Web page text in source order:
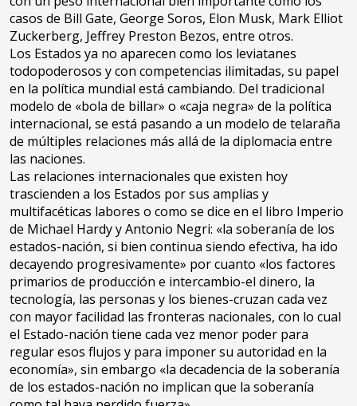
casos de Bill Gate, George Soros, Elon Musk, Mark Elliot
Zuckerberg, Jeffrey Preston Bezos, entre otros.
Los Estados ya no aparecen como los leviatanes
todopoderosos y con competencias ilimitadas, su papel
en la política mundial está cambiando. Del tradicional
modelo de «bola de billar» o «caja negra» de la política
internacional, se está pasando a un modelo de telaraña
de múltiples relaciones más allá de la diplomacia entre
las naciones.
Las relaciones internacionales que existen hoy
trascienden a los Estados por sus amplias y
multifacéticas labores o como se dice en el libro Imperio
de Michael Hardy y Antonio Negri: «la soberanía de los
estados-nación, si bien continua siendo efectiva, ha ido
decayendo progresivamente» por cuanto «los factores
primarios de producción e intercambio-el dinero, la
tecnología, las personas y los bienes-cruzan cada vez
con mayor facilidad las fronteras nacionales, con lo cual
el Estado-nación tiene cada vez menor poder para
regular esos flujos y para imponer su autoridad en la
economía», sin embargo «la decadencia de la soberanía
de los estados-nación no implican que la soberanía